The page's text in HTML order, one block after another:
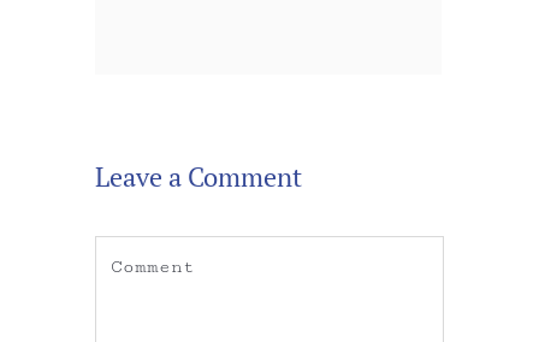
Leave a Comment